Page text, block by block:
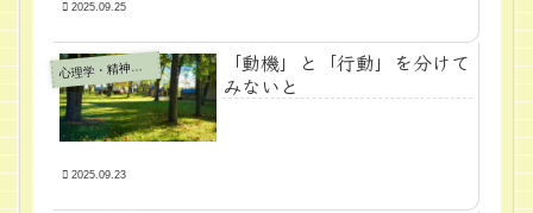
2025.09.25
心
理学・精神医学
「動機」と「行動」を分けて
みないと
2025.09.23